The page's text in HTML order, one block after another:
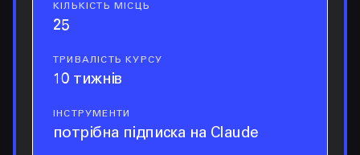
кількість місць
КІЛЬКІСТЬ МІСЦЬ
25
тривалість курсу
ТРИВАЛІСТЬ КУРСУ
10 тижнів
інструменти
ІНСТРУМЕНТИ
потрібна підписка на Claude